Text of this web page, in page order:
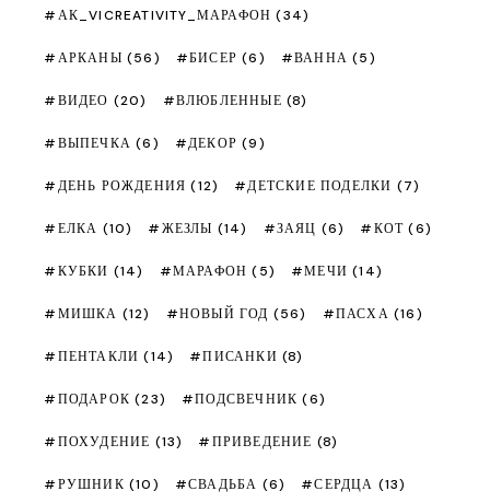
АК_VICREATIVITY_МАРАФОН (34)
АРКАНЫ (56) БИСЕР (6) ВАННА (5)
ВИДЕО (20) ВЛЮБЛЕННЫЕ (8)
ВЫПЕЧКА (6) ДЕКОР (9)
ДЕНЬ РОЖДЕНИЯ (12) ДЕТСКИЕ ПОДЕЛКИ (7)
ЕЛКА (10) ЖЕЗЛЫ (14) ЗАЯЦ (6) КОТ (6)
КУБКИ (14) МАРАФОН (5) МЕЧИ (14)
МИШКА (12) НОВЫЙ ГОД (56) ПАСХА (16)
ПЕНТАКЛИ (14) ПИСАНКИ (8)
ПОДАРОК (23) ПОДСВЕЧНИК (6)
ПОХУДЕНИЕ (13) ПРИВЕДЕНИЕ (8)
РУШНИК (10) СВАДЬБА (6) СЕРДЦА (13)